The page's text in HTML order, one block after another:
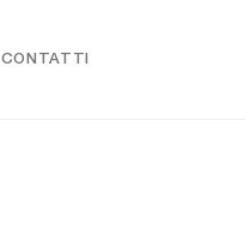
CONTATTI